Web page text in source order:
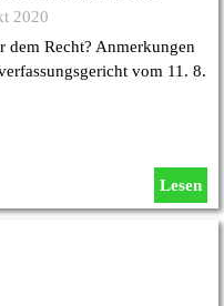
2020
dem Recht? Anmerkungen
vom 11. 8.
Lesen